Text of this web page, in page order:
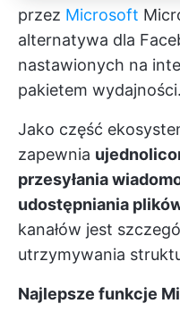
przez Microsoft
alternatywa dla
nastawionych na
pakietem wydajności.
Jako część
zapewnia
przesyłania
udostępniania
kanałów jest
utrzymywania
Najlepsze funkcje